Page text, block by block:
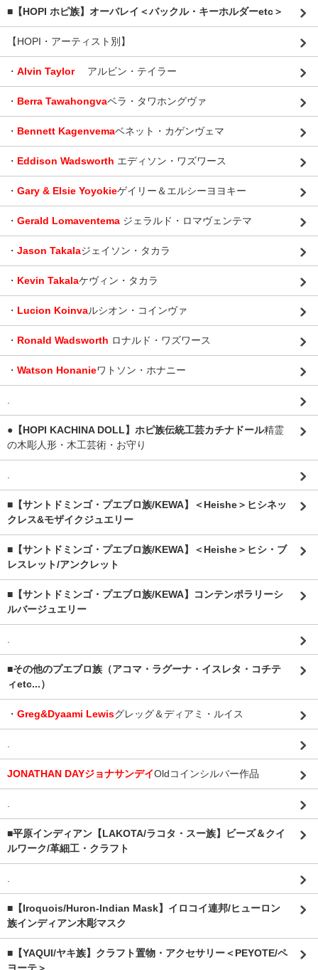
■【HOPI ホピ族】オーバレイ＜バックル・キーホルダーetc＞
【HOPI・アーティスト別】
・ Alvin Taylor アルビン・テイラー
・ Berra Tawahongvaベラ・タワホングヴァ
・ Bennett Kagenvemaベネット・カゲンヴェマ
・ Eddison Wadsworth エディソン・ワズワース
・ Gary & Elsie Yoyokieゲイリー＆エルシーヨヨキー
・ Gerald Lomaventema ジェラルド・ロマヴェンテマ
・ Jason Takalaジェイソン・タカラ
・ Kevin Takalaケヴィン・タカラ
・ Lucion Koinvaルシオン・コインヴァ
・ Ronald Wadsworth ロナルド・ワズワース
・ Watson Honanieワトソン・ホナニー
●【HOPI KACHINA DOLL】ホピ族伝統工芸カチナドール精霊
の木彫人形・木工芸術・お守り
■【サントドミンゴ・プエブロ族/KEWA】＜Heishe＞ヒシネッ
クレス&モザイクジュエリー
■【サントドミンゴ・プエブロ族/KEWA】＜Heishe＞ヒシ・ブ
レスレット/アンクレット
■【サントドミンゴ・プエブロ族/KEWA】コンテンポラリーシ
ルバージュエリー
■その他のプエブロ族（アコマ・ラグーナ・イスレタ・コチテ
ィetc...）
・ Greg&Dyaami Lewisグレッグ＆ディアミ・ルイス
JONATHAN DAYジョナサンデイOldコインシルバー作品
■平原インディアン【LAKOTA/ラコタ・スー族】ビーズ＆クイ
ルワーク/革細工・クラフト
■【Iroquois/Huron-Indian Mask】イロコイ連邦/ヒューロン
族インディアン木彫マスク
■【YAQUI/ヤキ族】クラフト置物・アクセサリー＜PEYOTE/ペ